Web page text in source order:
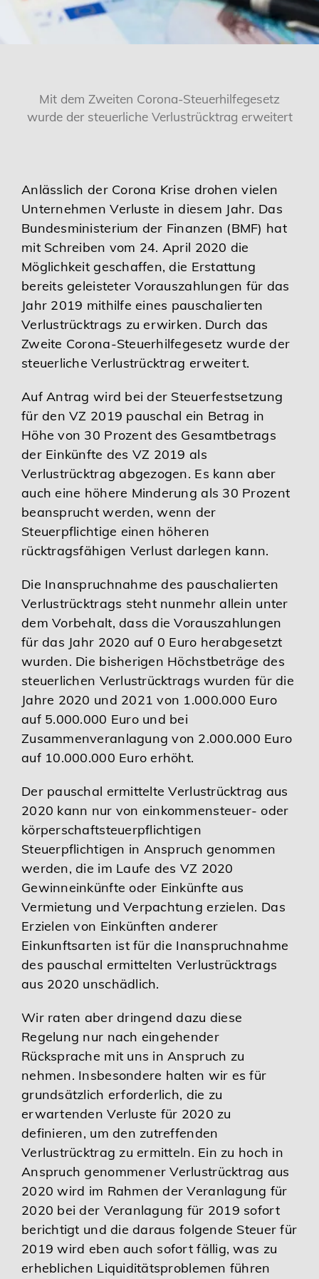
Karriere
Mit dem Zweiten Corona-Steuerhilfegesetz
wurde der steuerliche Verlustrücktrag erweitert
Anlässlich der Corona Krise drohen vielen
Unternehmen Verluste in diesem Jahr. Das
Bundesministerium der Finanzen (BMF) hat
mit Schreiben vom 24. April 2020 die
Möglichkeit geschaffen, die Erstattung
bereits geleisteter Vorauszahlungen für das
Jahr 2019 mithilfe eines pauschalierten
Verlustrücktrags zu erwirken. Durch das
Zweite Corona-Steuerhilfegesetz wurde der
steuerliche Verlustrücktrag erweitert.
Auf Antrag wird bei der Steuerfestsetzung
für den VZ 2019 pauschal ein Betrag in
Höhe von 30 Prozent des Gesamtbetrags
der Einkünfte des VZ 2019 als
Verlustrücktrag abgezogen. Es kann aber
auch eine höhere Minderung als 30 Prozent
beansprucht werden, wenn der
Steuerpflichtige einen höheren
rücktragsfähigen Verlust darlegen kann.
Die Inanspruchnahme des pauschalierten
Verlustrücktrags steht nunmehr allein unter
dem Vorbehalt, dass die Vorauszahlungen
für das Jahr 2020 auf 0 Euro herabgesetzt
wurden. Die bisherigen Höchstbeträge des
steuerlichen Verlustrücktrags wurden für die
Jahre 2020 und 2021 von 1.000.000 Euro
auf 5.000.000 Euro und bei
Zusammenveranlagung von 2.000.000 Euro
auf 10.000.000 Euro erhöht.
Der pauschal ermittelte Verlustrücktrag aus
2020 kann nur von einkommensteuer- oder
körperschaftsteuerpflichtigen
Steuerpflichtigen in Anspruch genommen
werden, die im Laufe des VZ 2020
Gewinneinkünfte oder Einkünfte aus
Vermietung und Verpachtung erzielen. Das
Erzielen von Einkünften anderer
Einkunftsarten ist für die Inanspruchnahme
des pauschal ermittelten Verlustrücktrags
aus 2020 unschädlich.
Wir raten aber dringend dazu diese
Regelung nur nach eingehender
Rücksprache mit uns in Anspruch zu
nehmen. Insbesondere halten wir es für
grundsätzlich erforderlich, die zu
erwartenden Verluste für 2020 zu
definieren, um den zutreffenden
Verlustrücktrag zu ermitteln. Ein zu hoch in
Anspruch genommener Verlustrücktrag aus
2020 wird im Rahmen der Veranlagung für
2020 bei der Veranlagung für 2019 sofort
berichtigt und die daraus folgende Steuer für
2019 wird eben auch sofort fällig, was zu
erheblichen Liquiditätsproblemen führen